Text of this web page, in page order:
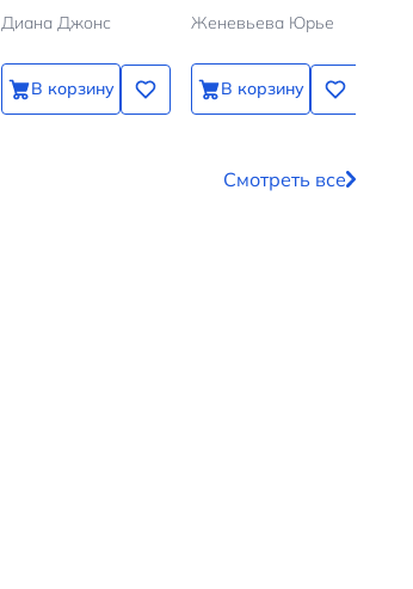
Диана Джонс
В корзину
одном томе
Женевьева Юрье
В корзину
Смотреть все